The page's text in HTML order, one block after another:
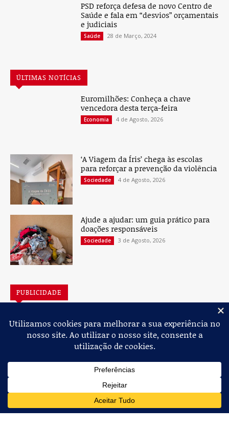
PSD reforça defesa de novo Centro de
Saúde e fala em “desvios” orçamentais
e judiciais
Saúde 28 de Março, 2024
ÚLTIMAS NOTÍCIAS
Euromilhões: Conheça a chave
vencedora desta terça-feira
Economia 4 de Agosto, 2026
‘A Viagem da Íris’ chega às escolas
para reforçar a prevenção da violência
Sociedade 4 de Agosto, 2026
Ajude a ajudar: um guia prático para
doações responsáveis
Sociedade 3 de Agosto, 2026
PUBLICIDADE